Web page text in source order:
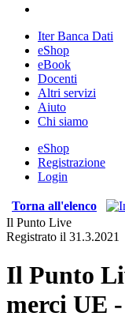
Iter Banca Dati
eShop
eBook
Docenti
Altri servizi
Aiuto
Chi siamo
eShop
Registrazione
Login
Torna all'elenco
Il Punto Live
Registrato il 31.3.2021
Il Punto
merci UE